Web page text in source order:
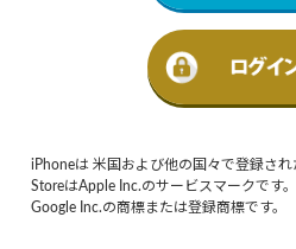
iPhoneは 米国および他の国々で登録さ
StoreはApple Inc.のサービスマークです
Google Inc.の商標または登録商標です。